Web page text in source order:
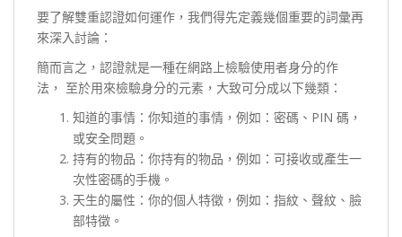
要了解雙重認證如何運作，我們得先定義幾個重要的詞彙再
來深入討論：
簡而言之，認證就是一種在網路上檢驗使用者身分的作
法， 至於用來檢驗身分的元素，大致可分成以下幾類：
知道的事情：你知道的事情，例如：密碼、PIN 碼，
或安全問題。
持有的物品：你持有的物品，例如：可接收或產生一
次性密碼的手機。
天生的屬性：你的個人特徵，例如：指紋、聲紋、臉
部特徵。